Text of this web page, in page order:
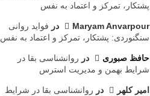
پشتکار، تمرکز و اعتماد به نفس
Maryam Anvarpour در فواید روانی
سنگنوردی: پشتکار، تمرکز و اعتماد به نفس
حافظ صبوری در روانشناسی بقا در
شرایط بهمن و مدیریت استرس
امیر کلهر در روانشناسی بقا در شرایط